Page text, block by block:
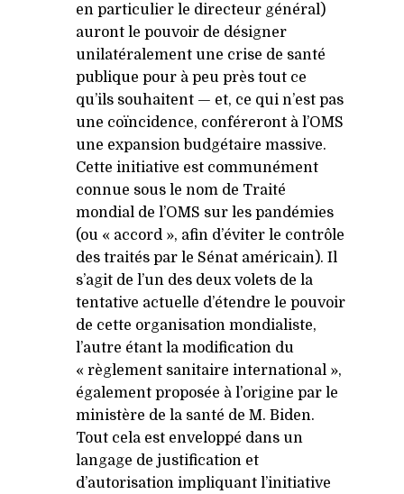
en particulier le directeur général)
auront le pouvoir de désigner
unilatéralement une crise de santé
publique pour à peu près tout ce
qu’ils souhaitent — et, ce qui n’est pas
une coïncidence, conféreront à l’OMS
une expansion budgétaire massive.
Cette initiative est communément
connue sous le nom de Traité
mondial de l’OMS sur les pandémies
(ou « accord », afin d’éviter le contrôle
des traités par le Sénat américain). Il
s’agit de l’un des deux volets de la
tentative actuelle d’étendre le pouvoir
de cette organisation mondialiste,
l’autre étant la modification du
« règlement sanitaire international »,
également proposée à l’origine par le
ministère de la santé de M. Biden.
Tout cela est enveloppé dans un
langage de justification et
d’autorisation impliquant l’initiative